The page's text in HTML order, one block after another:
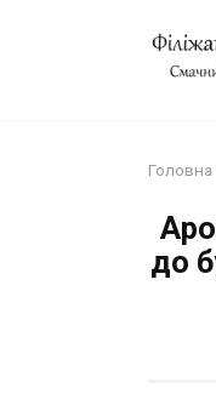
Головна
до